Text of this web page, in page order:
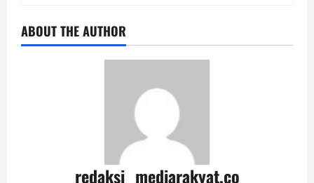
ABOUT THE AUTHOR
redaksi_ mediarakyat.co